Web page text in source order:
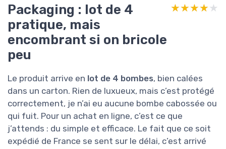
Packaging : lot de 4
pratique, mais
encombrant si on bricole
peu
★★★★★
★★★★★
Le produit arrive en lot de 4 bombes, bien calées
dans un carton. Rien de luxueux, mais c’est protégé
correctement, je n’ai eu aucune bombe cabossée ou
qui fuit. Pour un achat en ligne, c’est ce que
j’attends : du simple et efficace. Le fait que ce soit
expédié de France se sent sur le délai, c’est arrivé